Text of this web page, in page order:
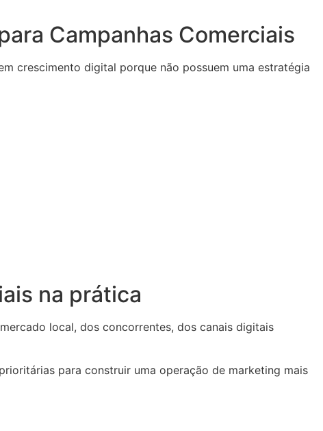
Campanhas Comerciais
crescimento digital porque não possuem uma estratégia
na prática
local, dos concorrentes, dos canais digitais
para construir uma operação de marketing mais